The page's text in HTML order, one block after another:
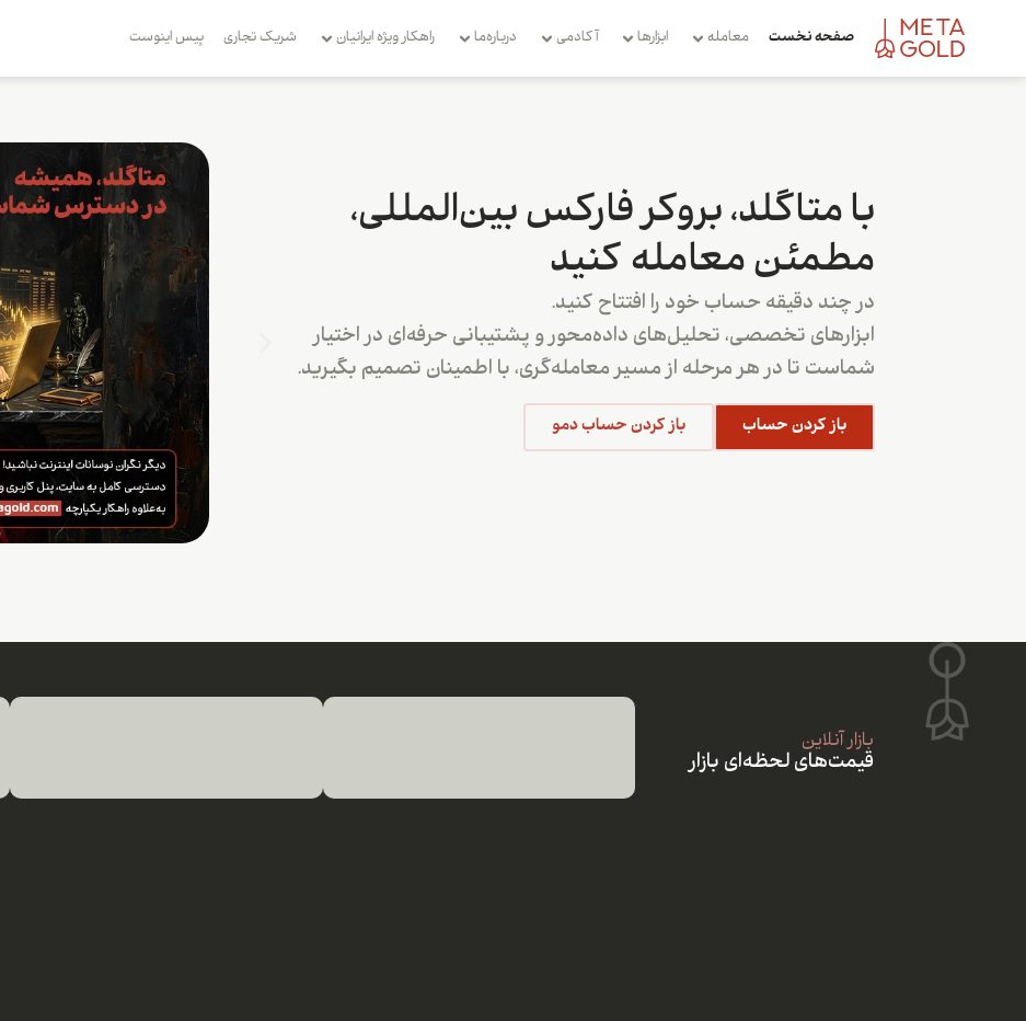
صفحه نخست معامله ابزارها آکادمی درباره‌ما راهکار ویژه ایرانیان شریک تجاری بِیس اینوست
با متاگلد، بروکر فارکس بین‌المللی،
مطمئن معامله کنید
در چند دقیقه حساب خود را افتتاح کنید.
ابزارهای تخصصی، تحلیل‌های داده‌محور و پشتیبانی حرفه‌ای در اختیار
شماست تا در هر مرحله از مسیر معامله‌گری، با اطمینان تصمیم بگیرید.
باز کردن حساب باز کردن حساب دمو
بازار آنلاین
قیمت‌های لحظه‌ای بازار